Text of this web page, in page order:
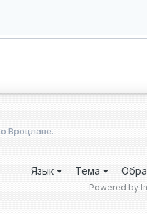
Вроцлаве.
Язык Тема
Powered by